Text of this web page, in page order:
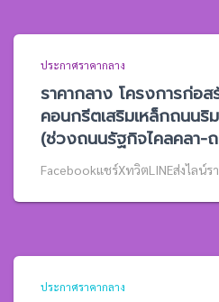
ประกาศราคากลาง
ราคากลาง โครงการก่อ
คอนกรีตเสริมเหล็กถนนริ
(ช่วงถนนรัฐกิจไคลคลา-
Facebookแชร์XทวิตLINEส่งไลน์ร
ประกาศราคากลาง